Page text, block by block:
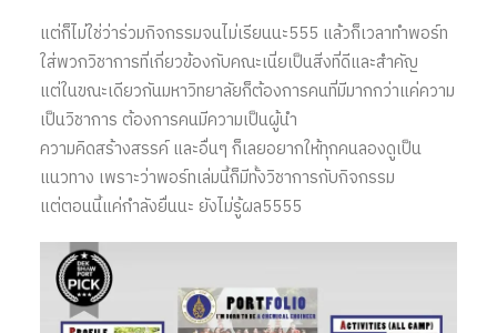
แต่ก็ไม่ใช่ว่าร่วมกิจกรรมจนไม่เรียนนะ555 แล้วก็เวลาทำพอร์ท
ใส่พวกวิชาการที่เกี่ยวข้องกับคณะเนี่ยเป็นสิ่งที่ดีและสำคัญ
แต่ในขณะเดียวกันมหาวิทยาลัยก็ต้องการคนที่มีมากกว่าแค่ความ
เป็นวิชาการ ต้องการคนมีความเป็นผู้นำ
ความคิดสร้างสรรค์ และอื่นๆ ก็เลยอยากให้ทุกคนลองดูเป็น
แนวทาง เพราะว่าพอร์ทเล่มนี้ก็มีทั้งวิชาการกับกิจกรรม
แต่ตอนนี้แค่กำลังยื่นนะ ยังไม่รู้ผล5555